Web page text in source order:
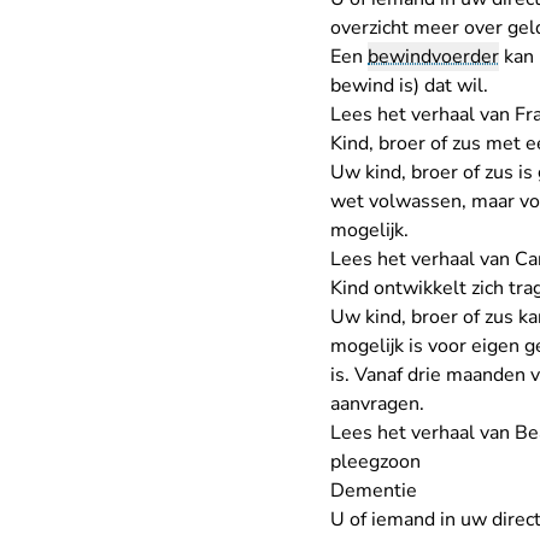
overzicht meer over
Een bewindvoerder
bewind is) dat wil.
Lees het verhaal van
Kind, broer of zus met
Uw kind, broer of zus
wet volwassen, maar
mogelijk.
Lees het verhaal van
Kind ontwikkelt zich
Uw kind, broer of zus
mogelijk is voor eigen
is. Vanaf drie
aanvragen.
Lees het verhaal van
pleegzoon
Dementie
U of iemand in uw